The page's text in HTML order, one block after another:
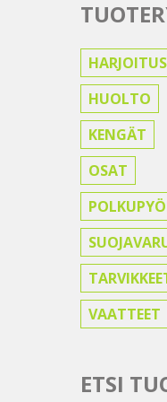
HUOLTO
KENGÄT
OSAT
VAATTEET
ETSI